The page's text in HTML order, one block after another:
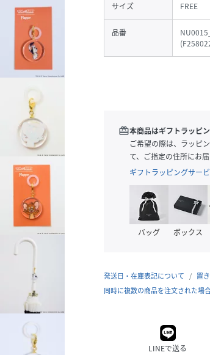
サイズ FREE
品番
(
redeem本商品はギフトラッピ
ご希望の際は、ラッピ
て、ご指定の住所にお届
ギフトラッピングサー
バッグ ボックス
発送日・在庫表記について 置
同時に複数の商品を注文された場
LINEで送る